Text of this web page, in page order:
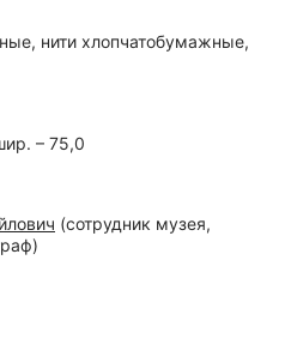
нити хлопчатобумажные,
– 75,0
(сотрудник музея,